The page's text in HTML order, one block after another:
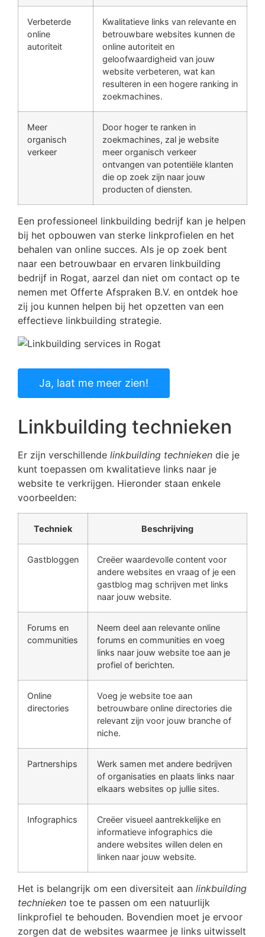
Verbeterde
online
autoriteit
Kwalitatieve links van relevante en
betrouwbare websites kunnen de
online autoriteit en
geloofwaardigheid van jouw
website verbeteren, wat kan
resulteren in een hogere ranking in
zoekmachines.
Meer
organisch
verkeer
Door hoger te ranken in
zoekmachines, zal je website
meer organisch verkeer
ontvangen van potentiële klanten
die op zoek zijn naar jouw
producten of diensten.
Een professioneel linkbuilding bedrijf kan je helpen
bij het opbouwen van sterke linkprofielen en het
behalen van online succes. Als je op zoek bent
naar een betrouwbaar en ervaren linkbuilding
bedrijf in Rogat, aarzel dan niet om contact op te
nemen met Offerte Afspraken B.V. en ontdek hoe
zij jou kunnen helpen bij het opzetten van een
effectieve linkbuilding strategie.
Ja, laat me meer zien!
Linkbuilding technieken
Er zijn verschillende linkbuilding technieken die je
kunt toepassen om kwalitatieve links naar je
website te verkrijgen. Hieronder staan enkele
voorbeelden:
Techniek Beschrijving
Gastbloggen
Creëer waardevolle content voor
andere websites en vraag of je een
gastblog mag schrijven met links
naar jouw website.
Forums en
communities
Neem deel aan relevante online
forums en communities en voeg
links naar jouw website toe aan je
profiel of berichten.
Online
directories
Voeg je website toe aan
betrouwbare online directories die
relevant zijn voor jouw branche of
niche.
Partnerships
Werk samen met andere bedrijven
of organisaties en plaats links naar
elkaars websites op jullie sites.
Infographics
Creëer visueel aantrekkelijke en
informatieve infographics die
andere websites willen delen en
linken naar jouw website.
Het is belangrijk om een diversiteit aan linkbuilding
technieken toe te passen om een natuurlijk
linkprofiel te behouden. Bovendien moet je ervoor
zorgen dat de websites waarmee je links uitwisselt